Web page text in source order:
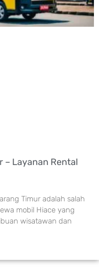
– Layanan Rental
Timur adalah salah
mobil Hiace yang
wisatawan dan